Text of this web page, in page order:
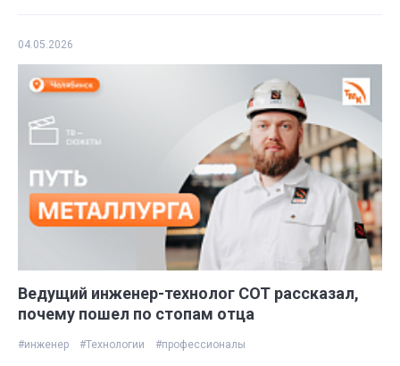
04.05.2026
Ведущий инженер-технолог СОТ рассказал,
почему пошел по стопам отца
#инженер #Технологии #профессионалы